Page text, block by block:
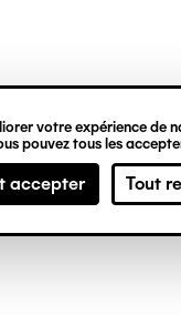
votre expérience de
pouvez tous les
accepter Tout